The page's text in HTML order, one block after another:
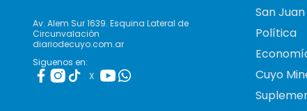
Av. Alem Sur 1639. Esquina Lateral de
Circunvalación
diariodecuyo.com.ar
Siguenos en:
X
San Juan
Política
Cuyo